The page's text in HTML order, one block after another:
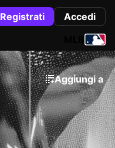
Registrati
Accedi
Aggiungi a